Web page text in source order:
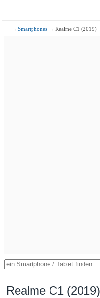
→Smartphones → Realme C1 (2019)
Realme C1 (2019)